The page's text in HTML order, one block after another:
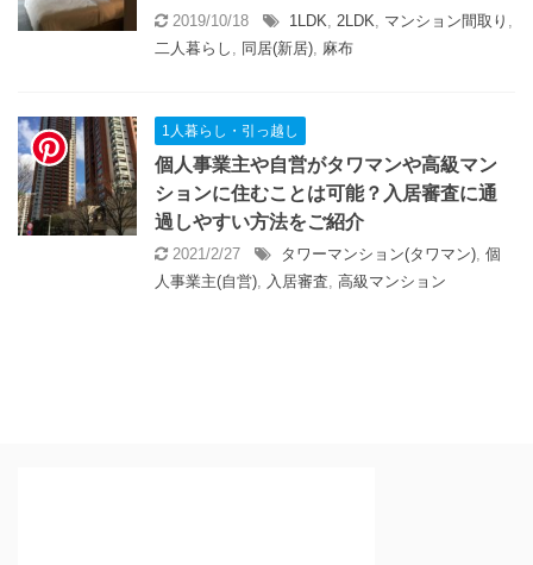
2019/10/18 1LDK, 2LDK, マンション間取り ,
二人暮らし , 同居(新居), 麻布
1人暮らし・引っ越し
個人事業主や自営がタワマンや高級マン
ションに住むことは可能？入居審査に通
過しやすい方法をご紹介
2021/2/27 タワーマンション(タワマン), 個
人事業主(自営), 入居審査, 高級マンション